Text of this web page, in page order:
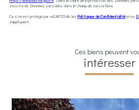
inscrire de Données sensibles dans le champ de saisie libre.
Ce site est protégé par reCAPTCHA, les Politiques de Confidentialitéet es
s'appliquent.
Ces biens peuvent
intéresser